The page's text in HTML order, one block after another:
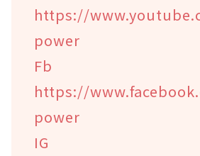
https://
power
Fb
https://
power
IG